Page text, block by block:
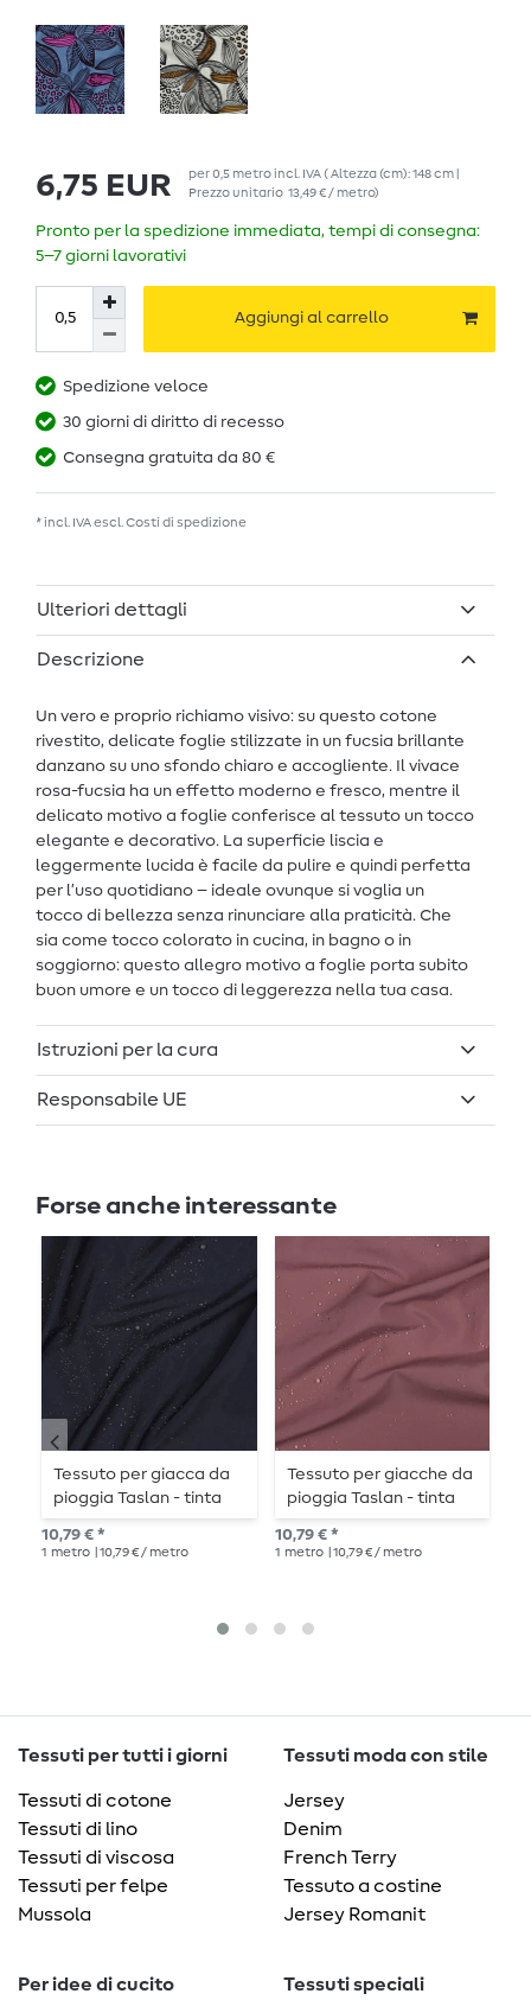
6,75 EUR per0,5 metroincl. IVA( Altezza (cm): 148 cm |
Prezzo unitario 13,49 € / metro)
Pronto per la spedizione immediata, tempi di consegna:
5–7 giorni lavorativi
Aggiungi al carrello
Spedizione veloce
30 giorni di diritto di recesso
Consegna gratuita da 80 €
* incl. IVA escl. Costi di spedizione
Ulteriori dettagli
Descrizione
Un vero e proprio richiamo visivo: su questo cotone
rivestito, delicate foglie stilizzate in un fucsia brillante
danzano su uno sfondo chiaro e accogliente. Il vivace
rosa-fucsia ha un effetto moderno e fresco, mentre il
delicato motivo a foglie conferisce al tessuto un tocco
elegante e decorativo. La superficie liscia e
leggermente lucida è facile da pulire e quindi perfetta
per l’uso quotidiano – ideale ovunque si voglia un
tocco di bellezza senza rinunciare alla praticità. Che
sia come tocco colorato in cucina, in bagno o in
soggiorno: questo allegro motivo a foglie porta subito
buon umore e un tocco di leggerezza nella tua casa.
Istruzioni per la cura
Responsabile UE
Forse anche interessante
Tessuto per giacca da
pioggia Taslan - tinta
unita navy
10,79 € *
1 metro | 10,79 € / metro
Tessuto per giacche da
pioggia Taslan - tinta
unita
10,79 € *
1 metro | 10,79 € / metro
Tessuti per tutti i giorni
Tessuti di cotone
Tessuti di lino
Tessuti di viscosa
Tessuti per felpe
Mussola
Tessuti moda con stile
Jersey
Denim
French Terry
Tessuto a costine
Jersey Romanit
Per idee di cucito
Tessuti speciali